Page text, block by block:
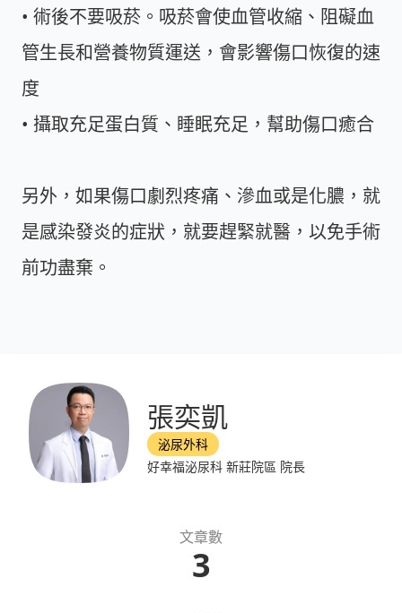
• 術後不要吸菸。吸菸會使血管收縮、阻礙血
管生長和營養物質運送，會影響傷口恢復的速
度
• 攝取充足蛋白質、睡眠充足，幫助傷口癒合
另外，如果傷口劇烈疼痛、滲血或是化膿，就
是感染發炎的症狀，就要趕緊就醫，以免手術
前功盡棄。
張奕凱
泌尿外科
好幸福泌尿科 新莊院區 院長
文章數
3